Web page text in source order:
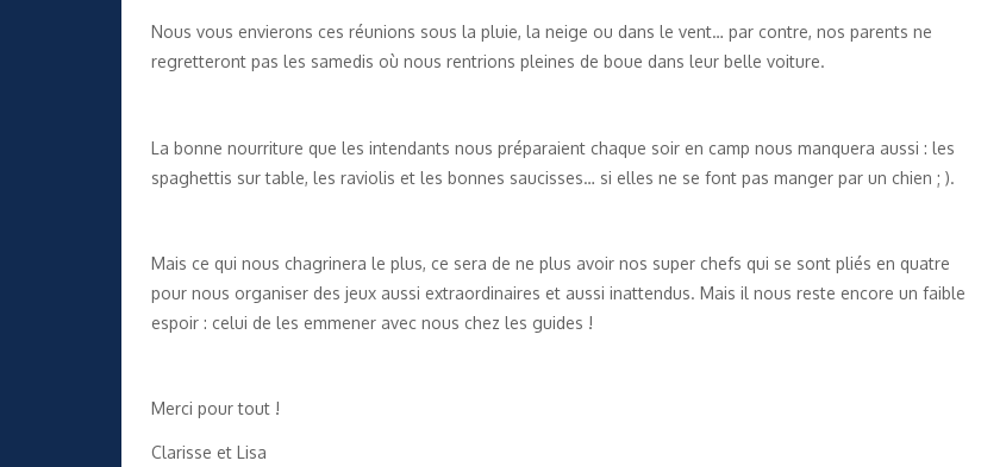
Nous vous envierons ces réunions sous la pluie, la neige ou dans le vent… par contre, nos parents ne
regretteront pas les samedis où nous rentrions pleines de boue dans leur belle voiture.
La bonne nourriture que les intendants nous préparaient chaque soir en camp nous manquera aussi : les
spaghettis sur table, les raviolis et les bonnes saucisses… si elles ne se font pas manger par un chien ; ).
Mais ce qui nous chagrinera le plus, ce sera de ne plus avoir nos super chefs qui se sont pliés en quatre
pour nous organiser des jeux aussi extraordinaires et aussi inattendus. Mais il nous reste encore un faible
espoir : celui de les emmener avec nous chez les guides !
Merci pour tout !
Clarisse et Lisa